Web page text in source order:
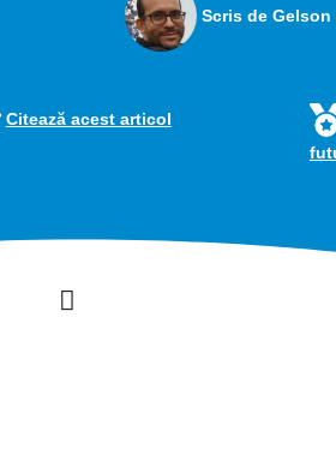
Scris de Gelson
Citează acest articol